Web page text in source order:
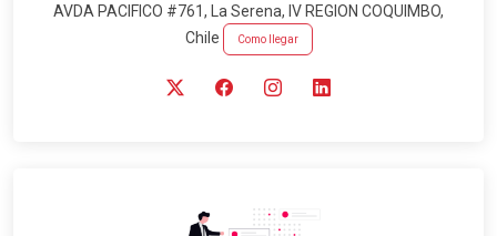
AVDA PACIFICO #761, La Serena, IV REGION COQUIMBO,
Chile
Como llegar